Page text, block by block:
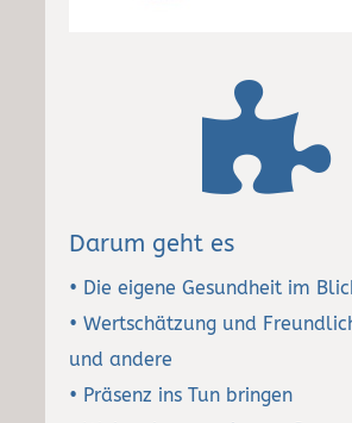

Darum geht es
• Die eigene Gesundheit im
• Wertschätzung und
und andere
• Präsenz ins Tun bringen